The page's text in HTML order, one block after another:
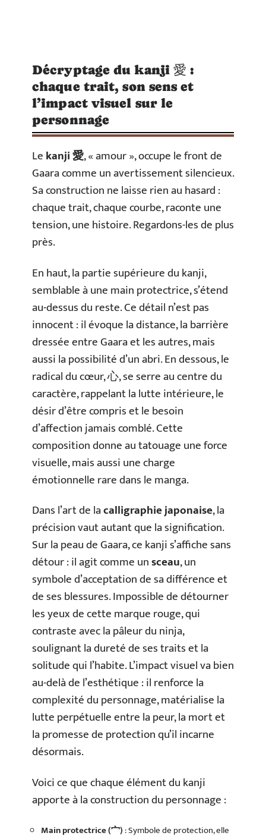
Décryptage du kanji 愛 :
chaque trait, son sens et
l’impact visuel sur le
personnage
Lekanji 愛, « amour », occupe le front de
Gaara comme un avertissement silencieux.
Sa construction ne laisse rien au hasard :
chaque trait, chaque courbe, raconte une
tension, une histoire. Regardons-les de plus
près.
En haut, la partie supérieure du kanji,
semblable à une main protectrice, s’étend
au-dessus du reste. Ce détail n’est pas
innocent : il évoque la distance, la barrière
dressée entre Gaara et les autres, mais
aussi la possibilité d’un abri. En dessous, le
radical du cœur, 心, se serre au centre du
caractère, rappelant la lutte intérieure, le
désir d’être compris et le besoin
d’affection jamais comblé. Cette
composition donne au tatouage une force
visuelle, mais aussi une charge
émotionnelle rare dans le manga.
Dans l’art de lacalligraphie japonaise, la
précision vaut autant que la signification.
Sur la peau de Gaara, ce kanji s’affiche sans
détour : il agit comme unsceau, un
symbole d’acceptation de sa différence et
de ses blessures. Impossible de détourner
les yeux de cette marque rouge, qui
contraste avec la pâleur du ninja,
soulignant la dureté de ses traits et la
solitude qui l’habite. L’impact visuel va bien
au-delà de l’esthétique : il renforce la
complexité du personnage, matérialise la
lutte perpétuelle entre la peur, la mort et
la promesse de protection qu’il incarne
désormais.
Voici ce que chaque élément du kanji
apporte à la construction du personnage :
Main protectrice (宀): Symbole de protection, elle